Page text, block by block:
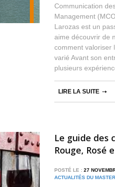
Communication
Management
Larozas est un
aime découvrir de
comment valoriser
varié Avant son
plusieurs
LIRE LA SUITE
Le guide des
Rouge, Rosé
POSTÉ LE : 27
ACTUALITÉS DU